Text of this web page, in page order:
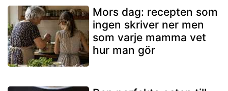
Mors dag: recepten som
ingen skriver ner men
som varje mamma vet
hur man gör